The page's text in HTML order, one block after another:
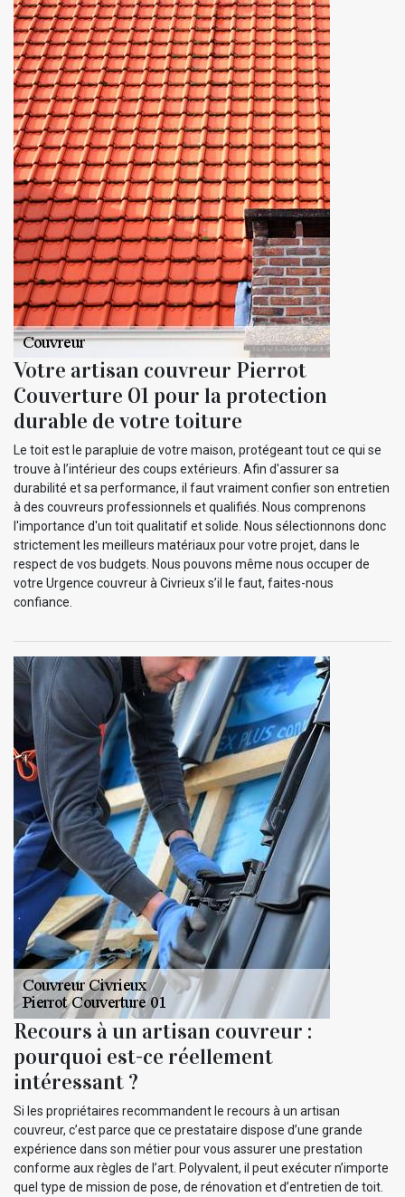
Votre artisan couvreur Pierrot
Couverture 01 pour la protection
durable de votre toiture
Le toit est le parapluie de votre maison, protégeant tout ce qui se
trouve à l’intérieur des coups extérieurs. Afin d'assurer sa
durabilité et sa performance, il faut vraiment confier son entretien
à des couvreurs professionnels et qualifiés. Nous comprenons
l'importance d'un toit qualitatif et solide. Nous sélectionnons donc
strictement les meilleurs matériaux pour votre projet, dans le
respect de vos budgets. Nous pouvons même nous occuper de
votre Urgence couvreur à Civrieux s’il le faut, faites-nous
confiance.
Recours à un artisan couvreur :
pourquoi est-ce réellement
intéressant ?
Si les propriétaires recommandent le recours à un artisan
couvreur, c’est parce que ce prestataire dispose d’une grande
expérience dans son métier pour vous assurer une prestation
conforme aux règles de l’art. Polyvalent, il peut exécuter n’importe
quel type de mission de pose, de rénovation et d’entretien de toit.